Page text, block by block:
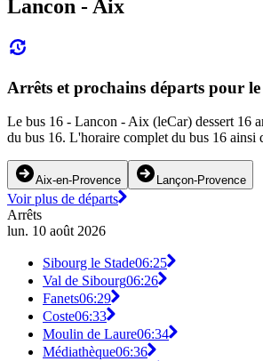
Lancon - Aix
Arrêts et prochains départs pour
Le bus 16 - Lancon - Aix (leCar) dessert 16
du bus 16. L'horaire complet du bus 16 ainsi
Aix-en-Provence Lançon-Provence
Voir plus de départs
Arrêts
lun. 10 août 2026
Sibourg le Stade06:25
Val de Sibourg06:26
Fanets06:29
Coste06:33
Moulin de Laure06:34
Médiathèque06:36